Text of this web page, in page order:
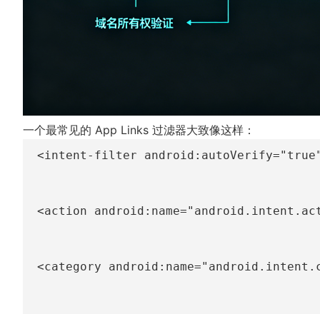
一个最常见的 App Links 过滤器大致像这样：
<intent-filter android: autoVerify=" true
<action android: name="
<category android: name="